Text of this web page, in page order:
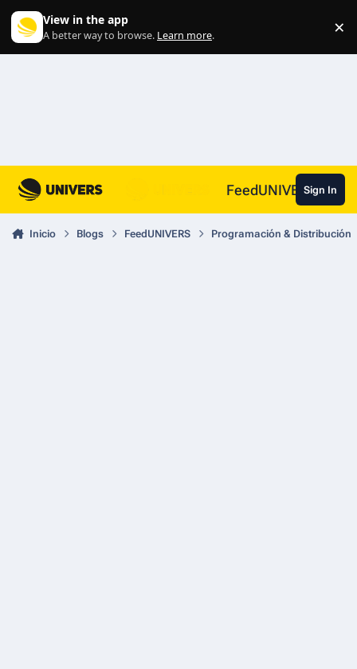
View in the app
A better way to browse. Learn more. ×
FeedUNIVERSSign In
Inicio Blogs FeedUNIVERS Programación & Distribución